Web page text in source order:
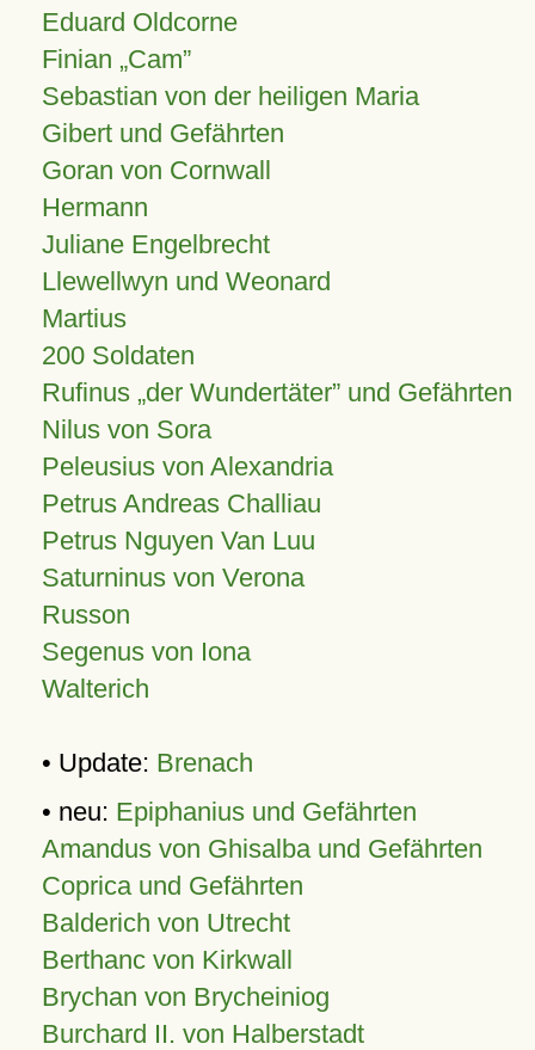
Eduard Oldcorne
Finian Cam
Sebastian von der heiligen Maria
Gibert und Gefährten
Goran von Cornwall
Hermann
Juliane Engelbrecht
Llewellwyn und Weonard
Martius
200 Soldaten
Rufinus „der Wundertäter” und Gefährten
Nilus von Sora
Peleusius von Alexandria
Petrus Andreas Challiau
Petrus Nguyen Van Luu
Saturninus von Verona
Russon
Segenus von Iona
Walterich
• Update: Brenach
• neu: Epiphanius und Gefährten
Amandus von Ghisalba und Gefährten
Coprica und Gefährten
Balderich von Utrecht
Berthanc von Kirkwall
Brychan von Brycheiniog
Burchard II. von Halberstadt